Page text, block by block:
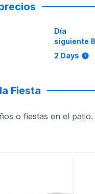
Día
siguiente
2 Days
Fiesta
o fiestas en el patio.